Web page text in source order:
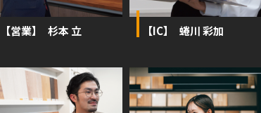
【営業】 杉本 立 【IC】 蜷川 彩加